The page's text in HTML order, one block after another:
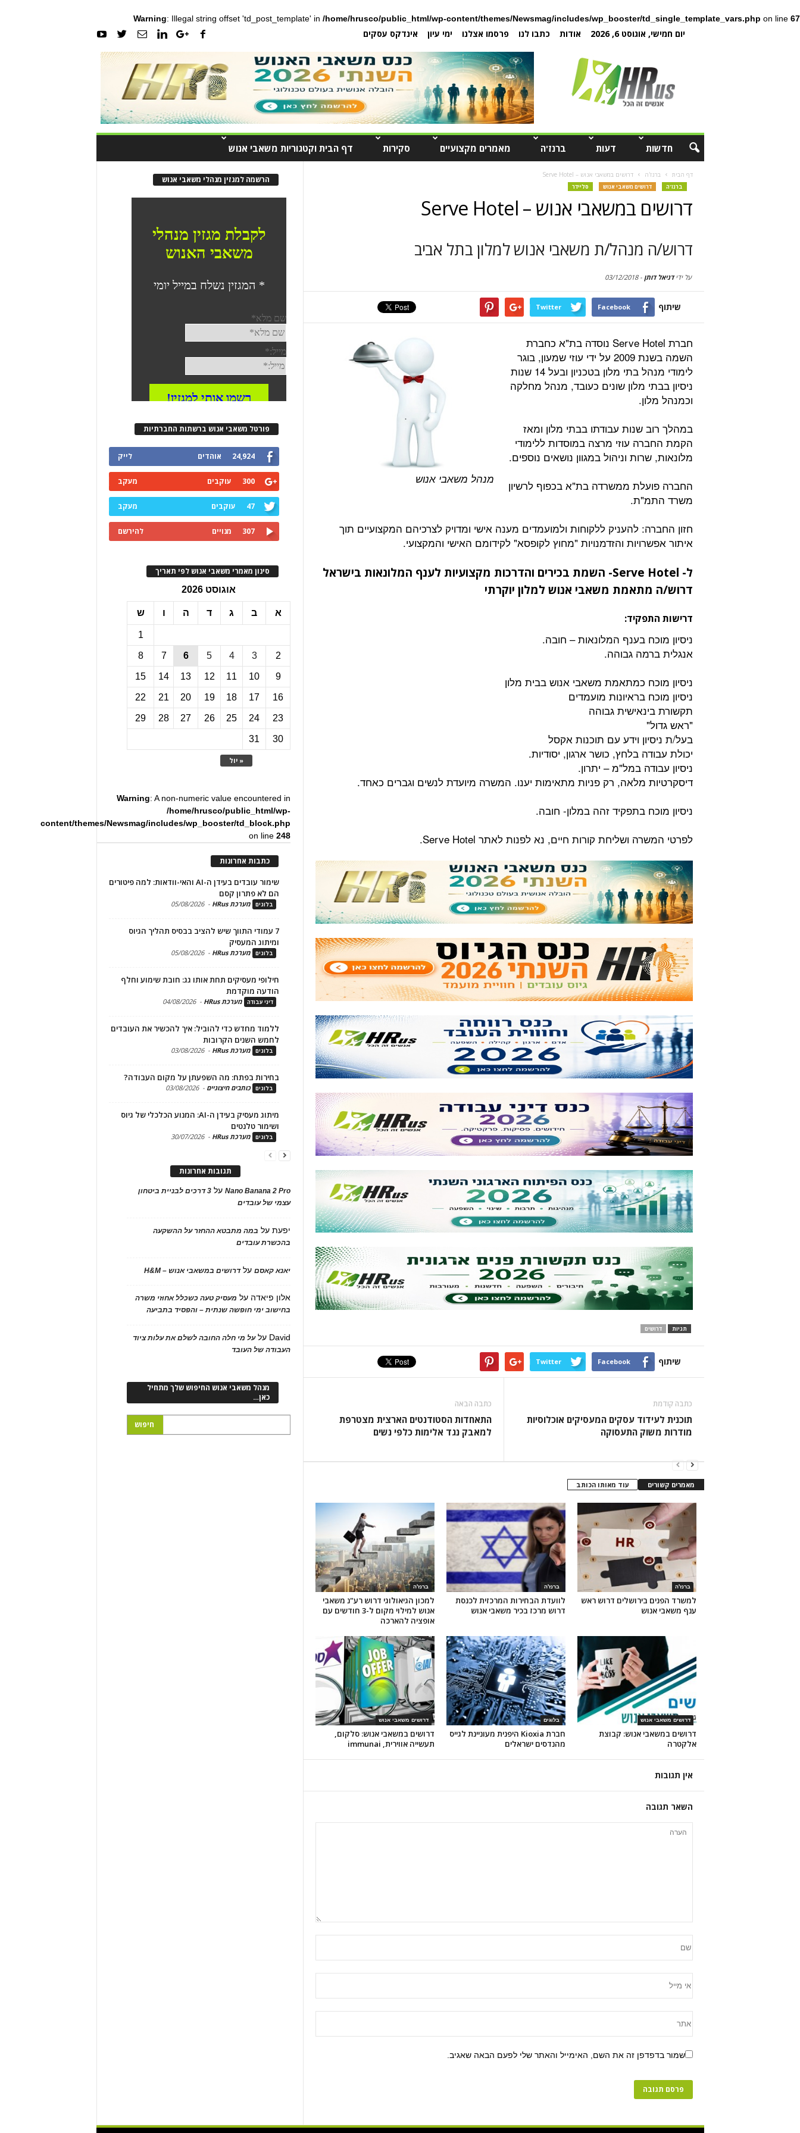
Warning: Illegal string offset 'td_post_template' in /home/hrusco/public_html/wp-content/themes/Newsmag/includes/wp_booster/td_single_template_vars.php on line 67
יום חמישי, אוגוסט 6, 2026 אודות כתבו לנו פרסמו אצלנו ימי עיון אינדקס עסקים
חדשות דעות ברנז'ה מאמרים מקצועיים סקירות דף הבית וקטגוריות משאבי אנוש
דף הבית ברנז'ה דרושים במשאבי אנוש – Serve Hotel
ברנז'ה דרושים משאבי אנוש סליידר
דרושים במשאבי אנוש – Serve Hotel
דרוש/ה מנהל/ת משאבי אנוש למלון בתל אביב
על ידידניאל דותן -
03/12/2018
שיתוף Facebook
Twitter
מנהל משאבי אנוש
חברת Serve Hotel נוסדה בת"א כחברת
השמה בשנת 2009 על ידי עוזי שמעון, בוגר
לימודי מנהל בתי מלון בטכניון ובעל 14 שנות
ניסיון בבתי מלון שונים כעובד, מנהל מחלקה
וכמנהל מלון.
במהלך רוב שנות עבודתו בבתי מלון ומאז
הקמת החברה עוזי מרצה במוסדות ללימודי
מלונאות, שרות וניהול במגוון נושאים נוספים.
החברה פועלת ממשרדה בת"א בכפוף לרשיון
משרד התמ"ת.
חזון החברה: להעניק ללקוחות ולמועמדים מענה אישי ומדויק לצרכיהם המקצועיים תוך
איתור אפשרויות והזדמנויות "מחוץ לקופסא" לקידומם האישי והמקצועי.
ל- Serve Hotel- השמת בכירים והדרכות מקצועיות לענף המלונאות בישראל
דרוש/ה מתאמת משאבי אנוש למלון יוקרתי
דרישות התפקיד:
ניסיון מוכח בענף המלונאות – חובה.
אנגלית ברמה גבוהה.
ניסיון מוכח כמתאמת משאבי אנוש בבית מלון
ניסיון מוכח בראיונות מועמדים
תקשורת בינאישית גבוהה
"ראש גדול"
בעל/ת ניסיון וידע עם תוכנות אקסל
יכולת עבודה בלחץ, כושר ארגון, יסודיות.
ניסיון עבודה במל"מ – יתרון.
דיסקרטיות מלאה, רק פניות מתאימות יענו. המשרה מיועדת לנשים וגברים כאחד.
ניסיון מוכח בתפקיד זהה במלון- חובה.
לפרטי המשרה ושליחת קורות חיים, נא לפנות לאתר Serve Hotel.
תגיות דרושים
שיתוף Facebook
Twitter
כתבה קודמת
תוכנית לעידוד עסקים המעסיקים אוכלוסיות
מודרות משוק התעסוקה
כתבה הבאה
התאחדות הסטודנטים הארצית מצטרפת
למאבק נגד אלימות כלפי נשים
מאמרים קשורים עוד מאותו הכותב
ברנז'ה
למכון הגיאולוגי דרוש רע"נ משאבי
אנוש למילוי מקום ל-3 חודשים עם
אופציה להארכה
ברנז'ה
לוועדת הבחירות המרכזית לכנסת
דרוש מרכז בכיר משאבי אנוש
ברנז'ה
למשרד הפנים בירושלים דרוש ראש
ענף משאבי אנוש
דרושים משאבי אנוש
דרושים במשאבי אנוש: סלקום,
תעשייה אווירית, immunai
בלוגים
חברת Kioxia היפנית מעוניינת לגייס
מהנדסים ישראלים
דרושים משאבי אנוש
דרושים במשאבי אנוש: קבוצת
אלקטרה
אין תגובות
השאר תגובה
שמור בדפדפן זה את השם, האימייל והאתר שלי לפעם הבאה שאגיב.
הרשמה למגזין מנהלי משאבי אנוש
פורטל משאבי אנוש ברשתות החברתיות
24,924 אוהדים לייק
300 עוקבים מעקב
47 עוקבים מעקב
307 מנויים להירשם
סינון מאמרי משאבי אנוש לפי תאריך
אוגוסט 2026
א ב ג ד ה ו ש
« יול
1
2
3
4
5
6
7
8
9
10
11
12
13
14
15
16
17
18
19
20
21
22
23
24
25
26
27
28
29
30
31
Warning: A non-numeric value encountered in
/home/hrusco/public_html/wp-
content/themes/Newsmag/includes/wp_booster/td_block.php
on line248
כתבות אחרונות
שימור עובדים בעידן ה-AI והאי-וודאות: למה פיטורים
הם לא פתרון קסם
בלוגים מערכת HRus -
05/08/2026
7 עמודי התווך שיש להציב בבסיס תהליך הגיוס
ומיתוג המעסיק
בלוגים מערכת HRus -
05/08/2026
חילופי מעסיקים תחת אותו גג: חובת שימוע וחלף
הודעה מוקדמת
דיני עבודה מערכת HRus -
04/08/2026
ללמוד מחדש כדי להוביל: איך להכשיר את העובדים
לחמש השנים הקרובות
בלוגים מערכת HRus -
03/08/2026
בחירות בפתח: מה השפעתן על מקום העבודה?
בלוגים כותבים חיצוניים -
03/08/2026
מיתוג מעסיק בעידן ה-AI: המנוע הכלכלי של גיוס
ושימור טלנטים
בלוגים מערכת HRus -
30/07/2026
תגובות אחרונות
Nano Banana 2 Proעל 3 דרכים לבניית ביטחון
עצמי של עובדים
יפעתעל במה מתבטא ההחזר על ההשקעה
בהכשרת עובדים
יאנא קאסםעלדרושים במשאבי אנוש – H&M
אלון פיאדה על מעסיק טעה כשכלל אחוזי משרה
בחישוב ימי חופשה שנתית – והפסיד בתביעה
David עלעל מי חלה החובה לשלם את עלות ציוד
העבודה של העובד
מנהל משאבי אנוש החיפוש שלך מתחיל
כאן…